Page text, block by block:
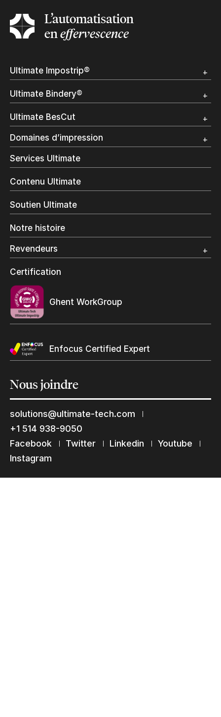
L’automatisation
eneffervescence
Ultimate Impostrip®
Démo
Ultimate Bindery®
Démo
Témoignages clients
Ultimate BesCut
Apercu
Démo
Domaines d’impression
Publipostage et Transactionnel
Impression Commerciale
Livres à la demande
Impression jet d’encre
Impression d’étiquettes
Emballage numérique
Grand Format
Services Ultimate
Contenu Ultimate
Soutien Ultimate
Notre histoire
Revendeurs
Trouvez un revendeur
Certification
Ghent WorkGroup
Enfocus Certified Expert
Nousjoindre
solutions@ultimate-tech.com
+1 514 938-9050
Facebook
Twitter Linkedin
Youtube
Instagram
Restons en contact